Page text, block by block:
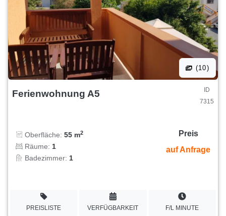
(10)
Ferienwohnung A5
ID
7315
Oberfläche: 55 m2
Räume: 1
Badezimmer: 1
Preis
auf Anfrage
PREISLISTE VERFÜGBARKEIT F/L MINUTE